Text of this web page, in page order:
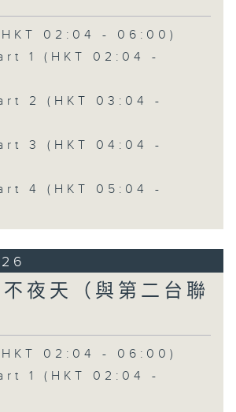
02:04 - 06:00)
1 (HKT 02:04 -
2 (HKT 03:04 -
3 (HKT 04:04 -
4 (HKT 05:04 -
夜天（與第二台聯
02:04 - 06:00)
1 (HKT 02:04 -